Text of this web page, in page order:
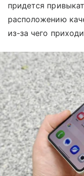
придется
расположению
из-за чего